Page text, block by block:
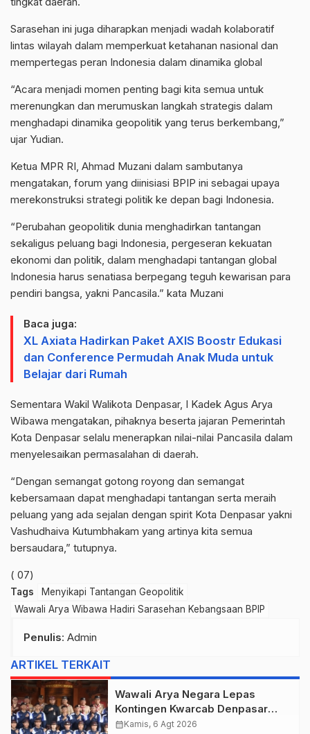
Sarasehan ini juga diharapkan menjadi wadah kolaboratif
lintas wilayah dalam memperkuat ketahanan nasional dan
mempertegas peran Indonesia dalam dinamika global
“Acara menjadi momen penting bagi kita semua untuk
merenungkan dan merumuskan langkah strategis dalam
menghadapi dinamika geopolitik yang terus berkembang,”
ujar Yudian.
Ketua MPR RI, Ahmad Muzani dalam sambutanya
mengatakan, forum yang diinisiasi BPIP ini sebagai upaya
merekonstruksi strategi politik ke depan bagi Indonesia.
“Perubahan geopolitik dunia menghadirkan tantangan
sekaligus peluang bagi Indonesia, pergeseran kekuatan
ekonomi dan politik, dalam menghadapi tantangan global
Indonesia harus senatiasa berpegang teguh kewarisan para
pendiri bangsa, yakni Pancasila.” kata Muzani
Baca juga:
XL Axiata Hadirkan Paket AXIS Boostr Edukasi
dan Conference Permudah Anak Muda untuk
Belajar dari Rumah
Sementara Wakil Walikota Denpasar, I Kadek Agus Arya
Wibawa mengatakan, pihaknya beserta jajaran Pemerintah
Kota Denpasar selalu menerapkan nilai-nilai Pancasila dalam
menyelesaikan permasalahan di daerah.
“Dengan semangat gotong royong dan semangat
kebersamaan dapat menghadapi tantangan serta meraih
peluang yang ada sejalan dengan spirit Kota Denpasar yakni
Vashudhaiva Kutumbhakam yang artinya kita semua
bersaudara,” tutupnya.
( 07)
Tags
Menyikapi Tantangan Geopolitik
Wawali Arya Wibawa Hadiri Sarasehan Kebangsaan BPIP
Penulis: Admin
ARTIKEL TERKAIT
Wawali Arya Negara Lepas
Kontingen Kwarcab Denpasar
Menuju Jambore Nasional XII
calendar_monthKamis, 6 Agt 2026